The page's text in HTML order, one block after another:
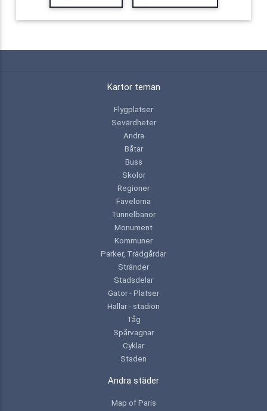
Kartor teman
Flygplatser
Sevärdheter
Andra
Båtar
Buss
Skolor
Regioner
Favelorna
Tunnelbanor
Monument
Kommuner
Parker, Trädgårdar
Stränder
Stadsdelar
Gator - Platser
Hallar - stadion
Tåg
Spårvagnar
Cyklar
Staden
Andra städer
Map of Paris